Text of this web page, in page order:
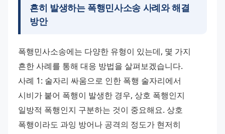
흔히 발생하는 폭행민사소송사례와 해결
방안
폭행민사소송에는 다양한 유형이 있는데, 몇 가지
흔한 사례를 통해 대응 방법을 살펴보겠습니다.
사례 1: 술자리 싸움으로 인한 폭행 술자리에서
시비가 붙어 폭행이 발생한 경우, 상호 폭행인지
일방적 폭행인지 구분하는 것이 중요해요. 상호
폭행이라도 과잉 방어나 공격의 정도가 현저히